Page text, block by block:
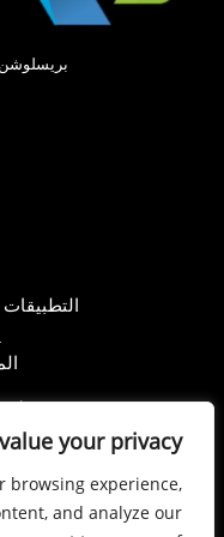
your privacy
browsing experience,
and analyze our